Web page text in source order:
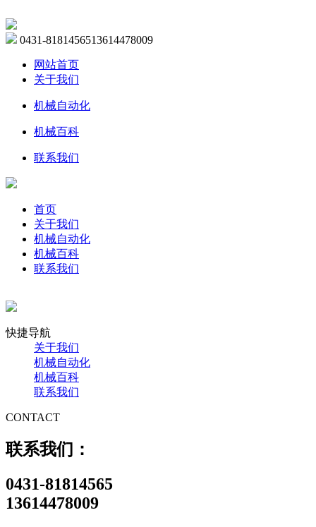
0431-8181456513614478009
网站首页
关于我们
机械自动化
机械百科
联系我们
首页
关于我们
机械自动化
机械百科
联系我们
快捷导航
关于我们
机械自动化
机械百科
联系我们
CONTACT
联系我们：
0431-81814565
13614478009